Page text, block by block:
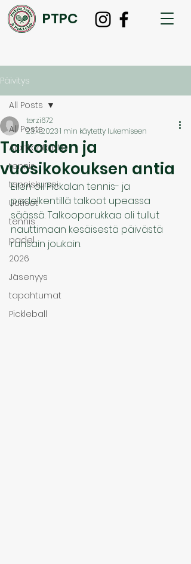
PTPC
Päivitys
All Posts
Ajankohtaista
tennis
tenniskurssi
Uutiset
tennis
padel
2026
Jäsenyys
tapahtumat
Pickleball
All Posts
Talkoiden ja
vuosikokouksen antia
terzi672
23.4.20231 min käytetty lukemiseen
Eilen oli Pickalan tennis- ja
padelkentillä talkoot upeassa
säässä. Talkooporukkaa oli tullut
nauttimaan kesäisestä päivästä
runsain joukoin.